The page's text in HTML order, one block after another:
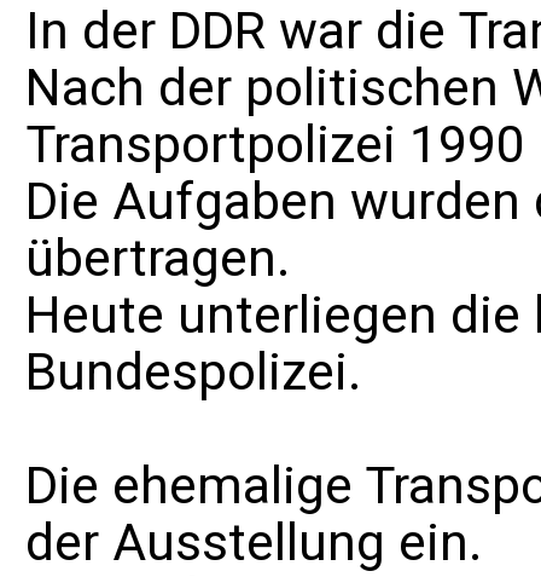
In der DDR war die
Nach der politischen
Transportpolizei
Die Aufgaben
übertragen.
Heute unterliegen
Bundespolizei.
Die ehemalige
der Ausstellung ein.